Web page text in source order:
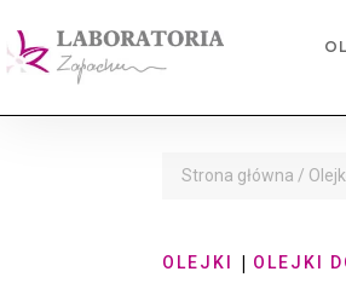
Strona główna /
OLEJKI | OLEJKI